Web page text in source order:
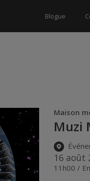
Blogue
Maison
Muzi
16 août
11h00 /